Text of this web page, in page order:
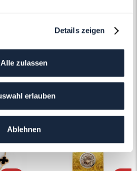
Details zeigen
Alle zulassen
erlauben
Ablehnen
auch gefallen!